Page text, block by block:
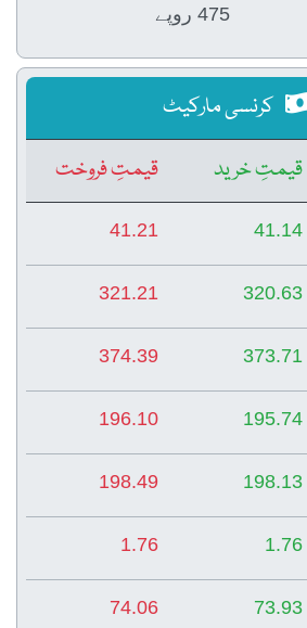
475 روپے
کرنسی مارکیٹ
قیمتِ خرید
قیمتِ فروخت
41.14
41.21
320.63
321.21
373.71
374.39
195.74
196.10
198.13
198.49
1.76
1.76
73.93
74.06